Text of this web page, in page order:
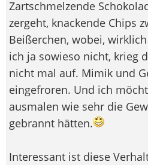
Zartschmelzende
zergeht, knackende Chips
Beißerchen, wobei,
ich ja sowieso nicht, krieg
nicht mal auf. Mimik und
eingefroren. Und ich
ausmalen wie sehr die
gebrannt hätten.
Interessant ist diese